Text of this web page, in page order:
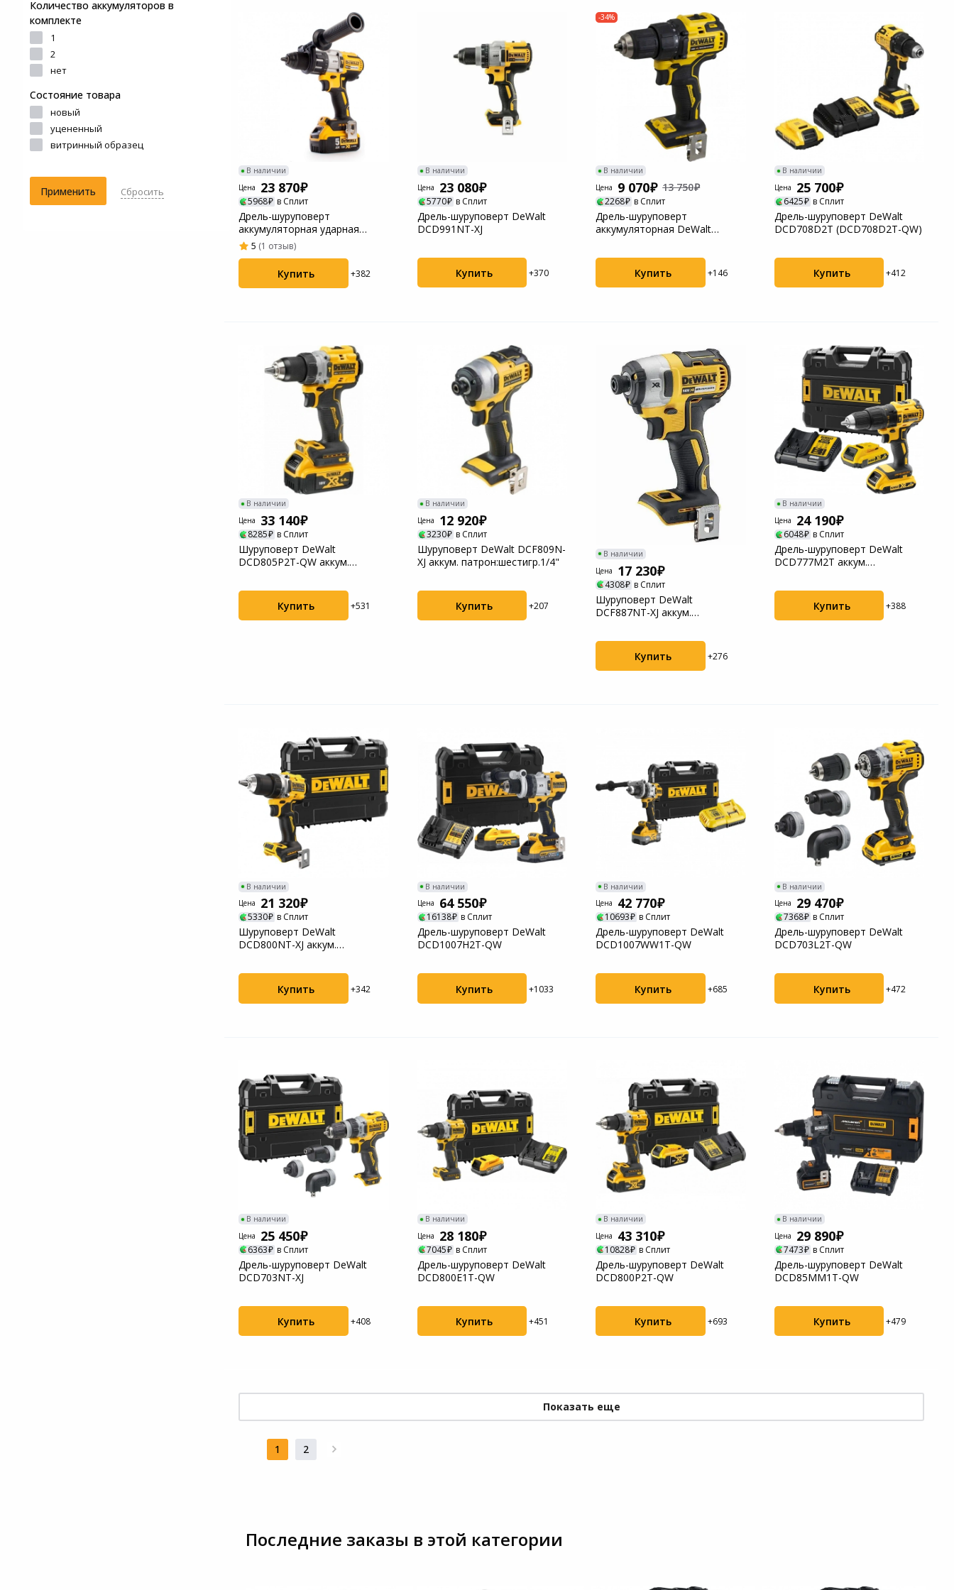
Количество аккумуляторов в
комплекте
1
2
нет
Состояние товара
новый
уцененный
витринный образец
Применить Сбросить
В наличии
Цена
23 870
5968 в Сплит
Дрель-шуруповерт
аккумуляторная ударная
DeWalt DCD996NT
5 (1 отзыв)
Купить +382
В наличии
Цена
23 080
5770 в Сплит
Дрель-шуруповерт DeWalt
DCD991NT-XJ
Купить +370
-34%
В наличии
Цена
9 070 13 750
2268 в Сплит
Дрель-шуруповерт
аккумуляторная DeWalt
Купить +146
В наличии
Цена
25 700
6425 в Сплит
Дрель-шуруповерт DeWalt
DCD708D2T (DCD708D2T-QW)
Купить +412
В наличии
Цена
33 140
8285 в Сплит
Шуруповерт DeWalt
DCD805P2T-QW аккум.
(кей...
Купить
+531
В наличии
Цена
12 920
3230 в Сплит
Шуруповерт DeWalt DCF809N-
XJ аккум. патрон:шестигр.1/4"
Купить +207
В наличии
Цена
17 230
4308 в Сплит
Шуруповерт DeWalt
DCF887NT-XJ аккум.
Купить +276
В наличии
Цена
24 190
6048 в Сплит
Дрель-шуруповерт DeWalt
DCD777M2T аккум.
Купить +388
В наличии
Цена
21 320
5330 в Сплит
Шуруповерт DeWalt
DCD800NT-XJ аккум.
(кейс...
Купить
+342
В наличии
Цена
64 550
16138 в Сплит
Дрель-шуруповерт DeWalt
DCD1007H2T-QW
Купить +1033
В наличии
Цена
42 770
10693 в Сплит
Дрель-шуруповерт DeWalt
DCD1007WW1T-QW
Купить +685
В наличии
Цена
29 470
7368 в Сплит
Дрель-шуруповерт DeWalt
DCD703L2T-QW
Купить +472
В наличии
Цена
25 450
6363 в Сплит
Дрель-шуруповерт DeWalt
DCD703NT-XJ
Купить +408
В наличии
Цена
28 180
7045 в Сплит
Дрель-шуруповерт DeWalt
DCD800E1T-QW
Купить +451
В наличии
Цена
43 310
10828 в Сплит
Дрель-шуруповерт DeWalt
DCD800P2T-QW
Купить +693
В наличии
Цена
29 890
7473 в Сплит
Дрель-шуруповерт DeWalt
DCD85MM1T-QW
Купить +479
Показать еще
1 2
Последние заказы в этой категории
Системы
видеонаблюдения
Уцененные товары